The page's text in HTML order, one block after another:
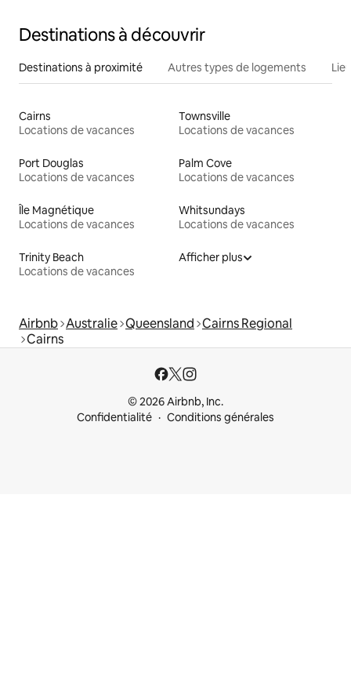
Destinations à découvrir
Destinations à proximité Autres types de logements
Cairns
Locations de vacances
Townsville
Locations de vacances
Port Douglas
Locations de vacances
Palm Cove
Locations de vacances
Île Magnétique
Locations de vacances
Whitsundays
Locations de vacances
Trinity Beach
Locations de vacances
Afficher plus
Airbnb Australie Queensland Cairns Regional
Cairns
© 2026 Airbnb, Inc.
Confidentialité
Conditions générales